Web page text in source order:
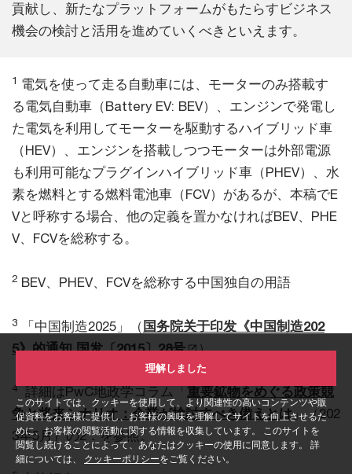
このサイトでは、クッキーを使用して、より関連性の高いコンテンツや販
促資料をお客様に提供し、お客様の興味を理解してサイトを向上させるた
めに、お客様の閲覧活動に関する情報を収集しています。 このサイトを
閲覧し続けることによって、あなたはクッキーの使用に同意します。 詳
細については、 クッキーポリシーをご覧ください。
理解しました
貢献し、新たなプラットフォームがもたらすビジネス
機会の検討と活用を進めていくべきといえます。
1 電気を使って走る自動車には、モーターのみ搭載す
る電気自動車（Battery EV: BEV）、エンジンで発電し
た電気を利用してモーターを駆動するハイブリッド車
（HEV）、エンジンを搭載しつつモーターは外部電源
も利用可能なプラグインハイブリッド車（PHEV）、水
素を燃料とする燃料電池車（FCV）があるが、本稿でE
Vと呼称する場合、他の定義を置かなければBEV、PHE
V、FCVを総称する。
2 BEV、PHEV、FCVを総称する中国独自の用語
3 「中国制造2025」（ 国务院关于印发《中国制造202
5》的通知 国发〔2015〕28号
）
4 詳細はPwC地政学コラム「 重要鉱物をめぐる政策競
争と将来シナリオ：企業が検討すべき備えとは」（202
3年5月）の2．を参照。